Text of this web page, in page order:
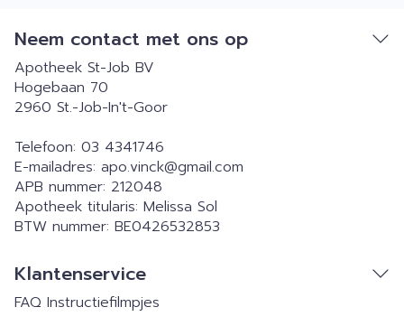
Neem contact met ons op
Apotheek St-Job BV
Hogebaan 70
2960 St.-Job-In't-Goor
Telefoon: 03 4341746
E-mailadres: apo.vinck@gmail.com
APB nummer: 212048
Apotheek titularis: Melissa Sol
BTW nummer: BE0426532853
Klantenservice
FAQ Instructiefilmpjes